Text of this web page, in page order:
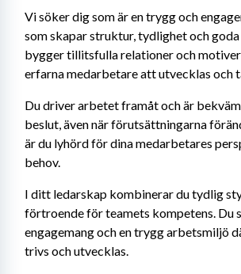
Vi söker dig som är en trygg och
som skapar struktur, tydlighet och
bygger tillitsfulla relationer och
erfarna medarbetare att utvecklas och
Du driver arbetet framåt och är
beslut, även när förutsättningarna
är du lyhörd för dina medarbetares
behov.
I ditt ledarskap kombinerar du tydlig
förtroende för teamets kompetens. Du
engagemang och en trygg arbetsmiljö
trivs och utvecklas.